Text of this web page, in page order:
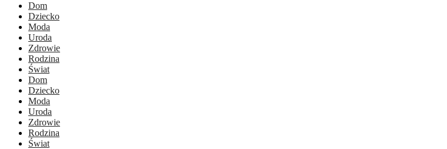
Dom
Dziecko
Moda
Uroda
Zdrowie
Rodzina
Świat
Dom
Dziecko
Moda
Uroda
Zdrowie
Rodzina
Świat